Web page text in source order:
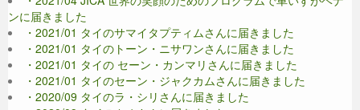
ンに届きました
・2021/01 タイのサマイタプティムさんに届きました
・2021/01 タイのトーン・ニサワンさんに届きました
・2021/01 タイの セーン・カンマリさんに届きました
・2021/01 タイのセーン・ジャクカムさんに届きました
・2020/09 タイのラ・シリさんに届きました